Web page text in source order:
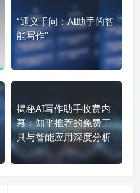
“通义千问：AI助手的智
能写作”
揭秘AI写作助手收费内
幕：知乎推荐的免费工
具与智能应用深度分析